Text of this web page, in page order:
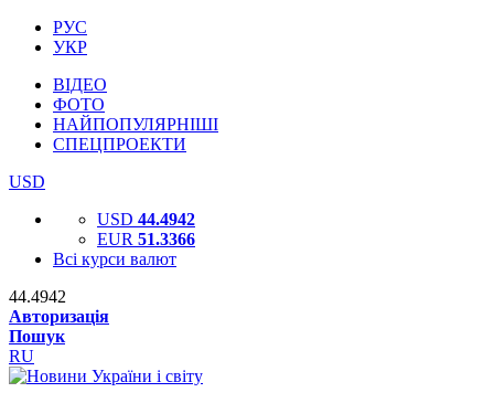
РУС
УКР
ВІДЕО
ФОТО
НАЙПОПУЛЯРНІШІ
СПЕЦПРОЕКТИ
USD
USD 44.4942
EUR 51.3366
Всі курси валют
44.4942
Авторизація
Пошук
RU